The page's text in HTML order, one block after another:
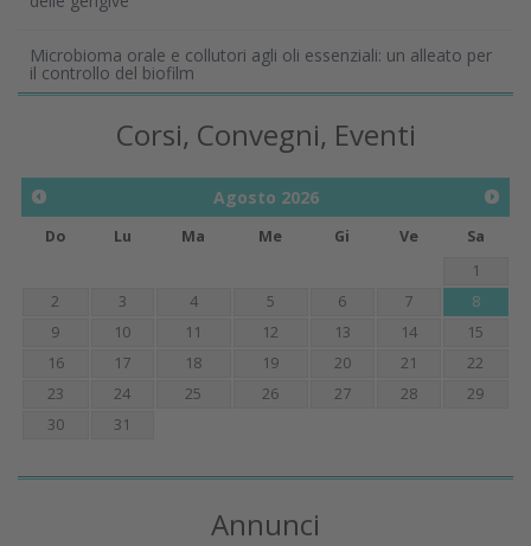
Microbioma orale e collutori agli oli essenziali: un alleato per
il controllo del biofilm
Corsi, Convegni, Eventi
Agosto 2026
Do Lu Ma Me Gi Ve
Sa
1
2
3 4 5 6 7
8
9
10 11 12 13 14
15
16
17 18 19 20 21
22
23
24 25 26 27 28
29
30
31
Annunci